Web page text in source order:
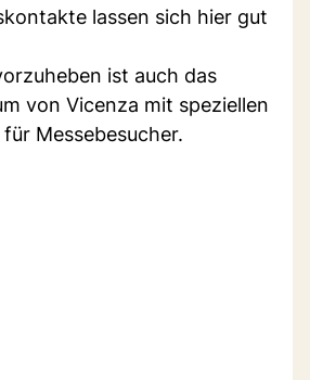
lassen sich hier gut
ist auch das
von Vicenza mit speziellen
Messebesucher.